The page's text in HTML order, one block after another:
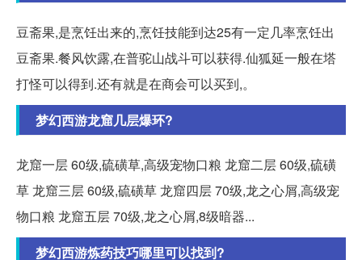
豆斋果,是烹饪出来的,烹饪技能到达25有一定几率烹饪出
豆斋果.餐风饮露,在普驼山战斗可以获得.仙狐延一般在塔
打怪可以得到.还有就是在商会可以买到,。
梦幻西游龙窟几层爆环?
龙窟一层 60级,硫磺草,高级宠物口粮 龙窟二层 60级,硫磺
草 龙窟三层 60级,硫磺草 龙窟四层 70级,龙之心屑,高级宠
物口粮 龙窟五层 70级,龙之心屑,8级暗器...
梦幻西游炼药技巧哪里可以找到?